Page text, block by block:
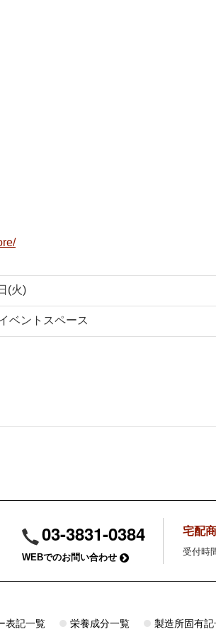
(火)
ベントスペース
03-3831-0384
WEBでのお問い合わせ
宅配
受付時
表記一覧 栄養成分一覧 製造所固有